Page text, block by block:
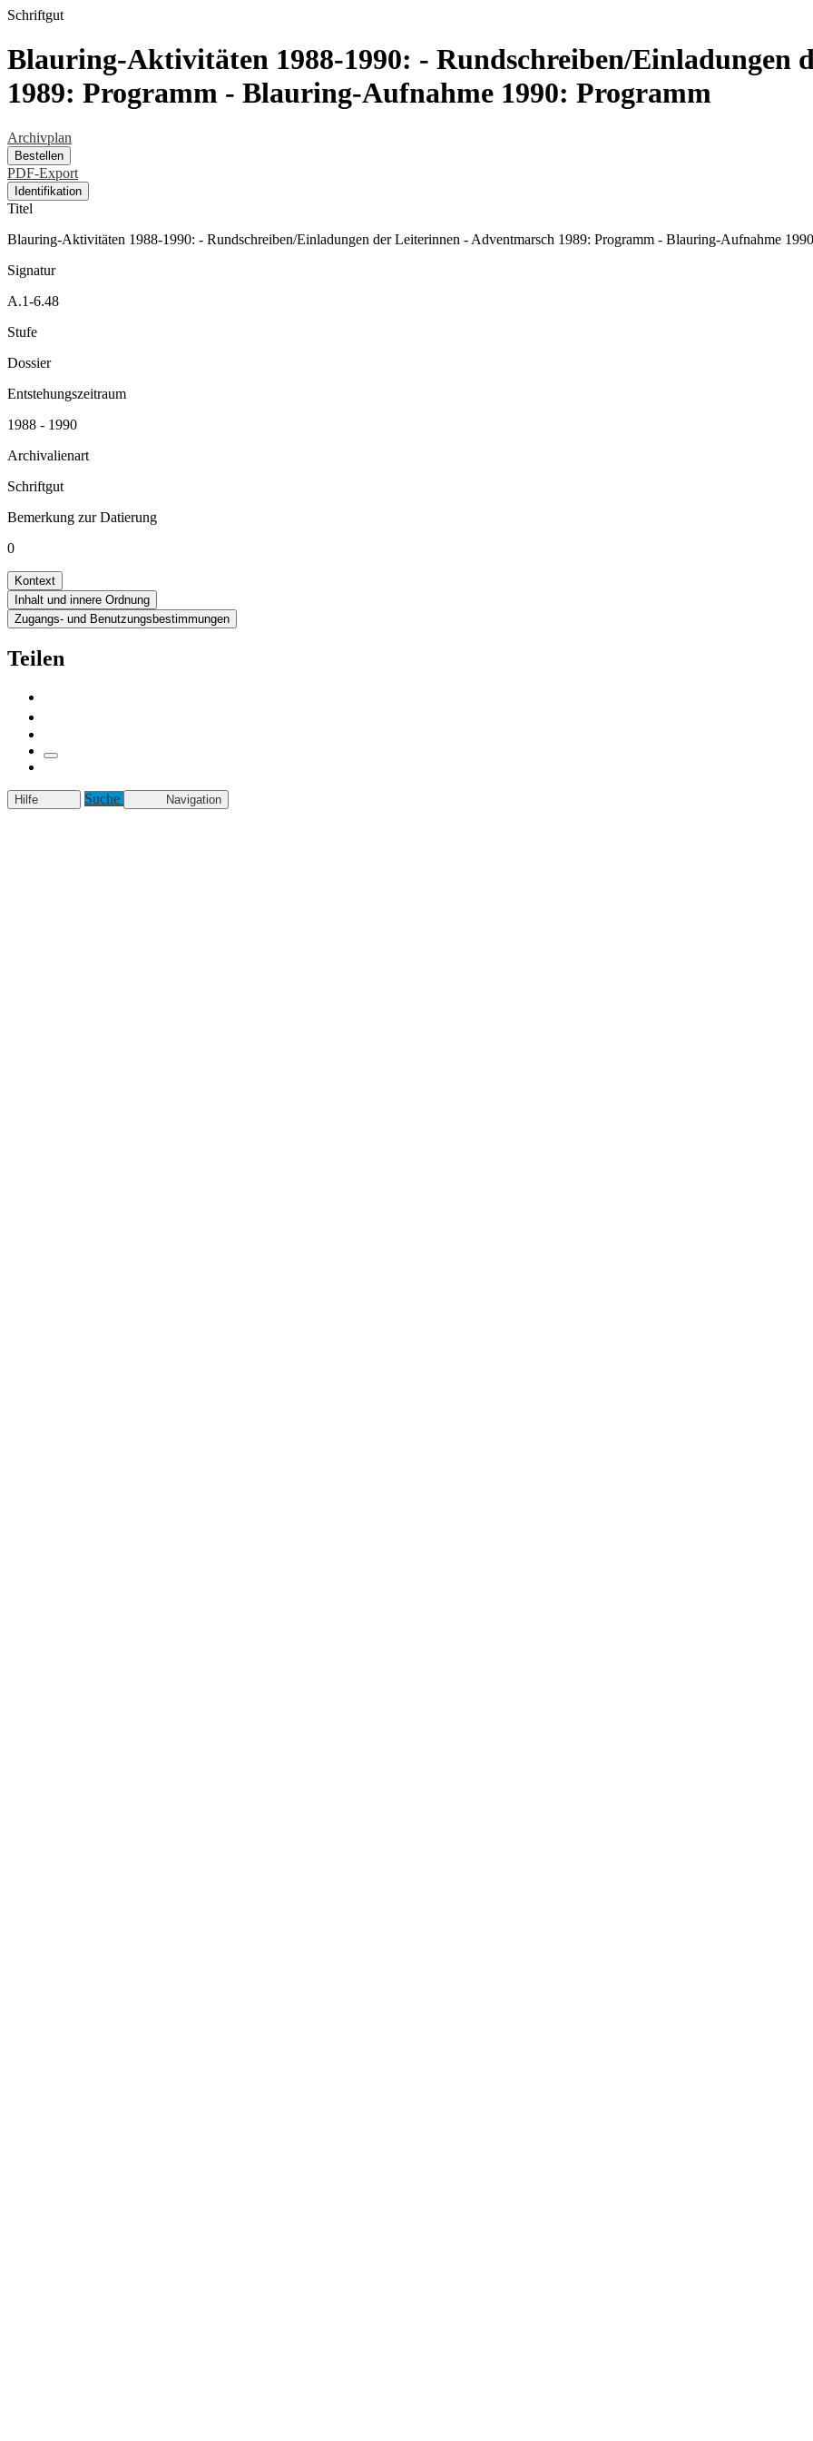
Schriftgut
Blauring-Aktivitäten 1988-1990: - Rundschreiben/Einladungen
1989: Programm - Blauring-Aufnahme 1990: Programm
Archivplan
Bestellen
PDF-Export
Identifikation
Titel
Blauring-Aktivitäten 1988-1990: - Rundschreiben/Einladungen der Leiterinnen - Adventmarsch 1989: Programm - Blauring-Aufnahme
Signatur
A.1-6.48
Stufe
Dossier
Entstehungszeitraum
1988 - 1990
Archivalienart
Schriftgut
Bemerkung zur Datierung
0
Kontext
Inhalt und innere Ordnung
Zugangs- und Benutzungsbestimmungen
Teilen
Hilfe Suche Navigation